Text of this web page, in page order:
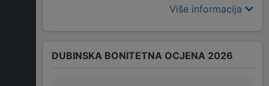
Više informacija
DUBINSKA BONITETNA OCJENA 2026